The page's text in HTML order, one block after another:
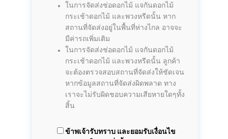
ในการจัดส่งช่อดอกไม้ แจกันดอกไม้
กระเช้าดอกไม้ และพวงหรีดนั้น หาก
สถานที่จัดส่งอยู่ในพื้นที่ห่างไกล อาจจะ
มีค่ารถเพิ่มเติม
ในการจัดส่งช่อดอกไม้ แจกันดอกไม้
กระเช้าดอกไม้ และพวงหรีดนั้น ลูกค้า
จะต้องตรวจสอบสถานที่จัดส่งให้ชัดเจน
หากข้อมูลสถานที่จัดส่งผิดพลาด ทาง
เราจะไม่รับผิดชอบความเสียหายใดๆทั้ง
สิ้น
ข้าพเจ้ารับทราบ และยอมรับเงื่อนไข